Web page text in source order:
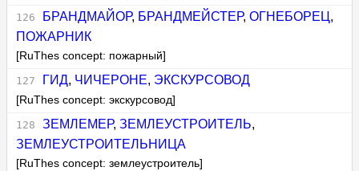
БРАНДМАЙОР, БРАНДМЕЙСТЕР, ОГНЕБОРЕЦ,
ПОЖАРНИК
[RuThes concept: пожарный]
ГИД, ЧИЧЕРОНЕ, ЭКСКУРСОВОД
[RuThes concept: экскурсовод]
ЗЕМЛЕМЕР, ЗЕМЛЕУСТРОИТЕЛЬ,
ЗЕМЛЕУСТРОИТЕЛЬНИЦА
[RuThes concept: землеустроитель]